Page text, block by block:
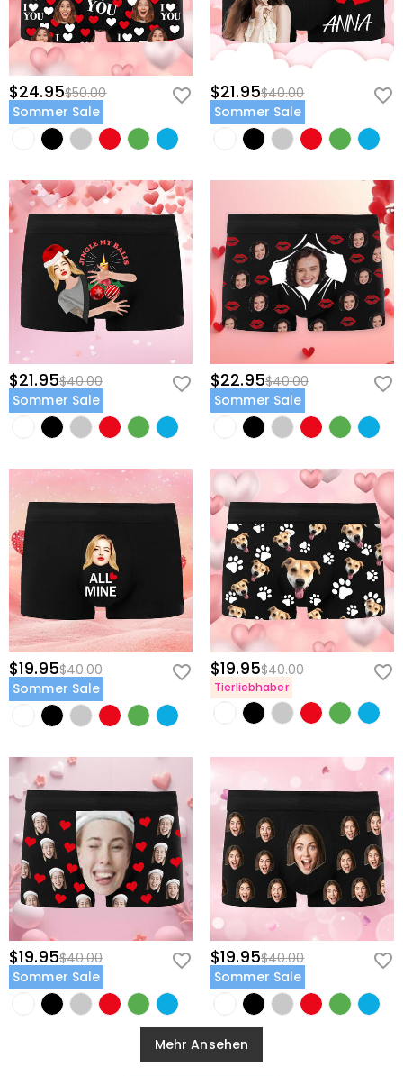
$24.95$50.00
Sommer Sale
$21.95$40.00
Sommer Sale
$21.95$40.00
Sommer Sale
$22.95$40.00
Sommer Sale
$19.95$40.00
Sommer Sale
$19.95$40.00
Tierliebhaber
$19.95$40.00
Sommer Sale
$19.95$40.00
Sommer Sale
Mehr Ansehen